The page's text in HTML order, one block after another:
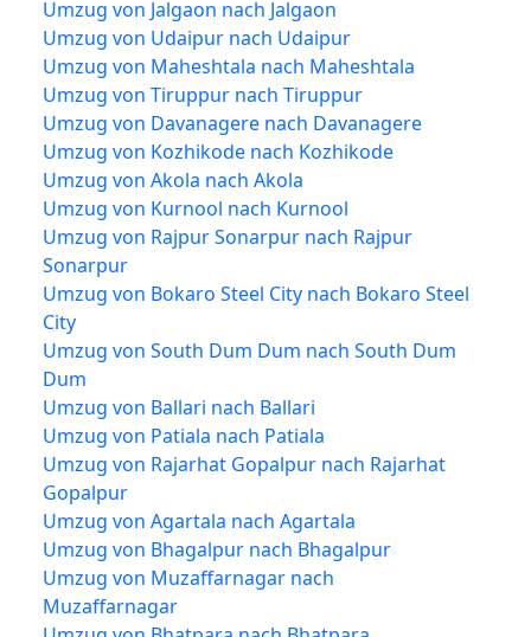
Umzug von Jalgaon nach Jalgaon
Umzug von Udaipur nach Udaipur
Umzug von Maheshtala nach Maheshtala
Umzug von Tiruppur nach Tiruppur
Umzug von Davanagere nach Davanagere
Umzug von Kozhikode nach Kozhikode
Umzug von Akola nach Akola
Umzug von Kurnool nach Kurnool
Umzug von Rajpur Sonarpur nach Rajpur
Sonarpur
Umzug von Bokaro Steel City nach Bokaro Steel
City
Umzug von South Dum Dum nach South Dum
Dum
Umzug von Ballari nach Ballari
Umzug von Patiala nach Patiala
Umzug von Rajarhat Gopalpur nach Rajarhat
Gopalpur
Umzug von Agartala nach Agartala
Umzug von Bhagalpur nach Bhagalpur
Umzug von Muzaffarnagar nach
Muzaffarnagar